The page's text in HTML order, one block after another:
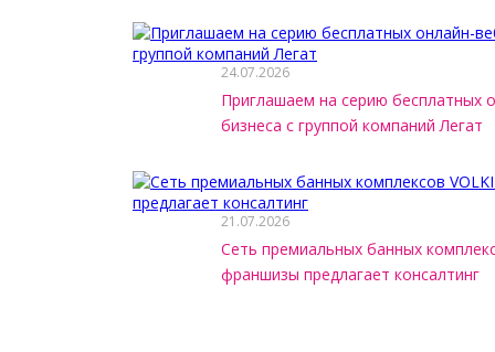
24.07.2026
Приглашаем на серию бесплатных
бизнеса с группой компаний Легат
21.07.2026
Сеть премиальных банных
франшизы предлагает консалтинг